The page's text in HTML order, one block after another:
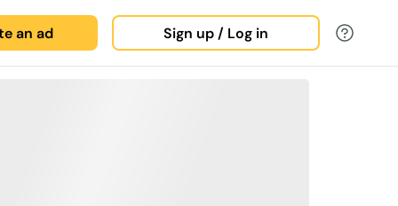
an ad Sign up / Log in